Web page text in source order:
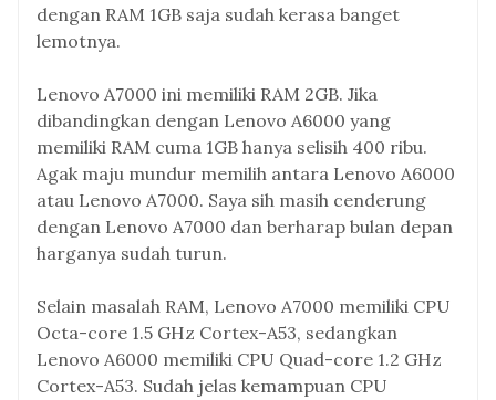
dengan RAM 1GB saja sudah kerasa banget
lemotnya.
Lenovo A7000 ini memiliki RAM 2GB. Jika
dibandingkan dengan Lenovo A6000 yang
memiliki RAM cuma 1GB hanya selisih 400 ribu.
Agak maju mundur memilih antara Lenovo A6000
atau Lenovo A7000. Saya sih masih cenderung
dengan Lenovo A7000 dan berharap bulan depan
harganya sudah turun.
Selain masalah RAM, Lenovo A7000 memiliki CPU
Octa-core 1.5 GHz Cortex-A53, sedangkan
Lenovo A6000 memiliki CPU Quad-core 1.2 GHz
Cortex-A53. Sudah jelas kemampuan CPU